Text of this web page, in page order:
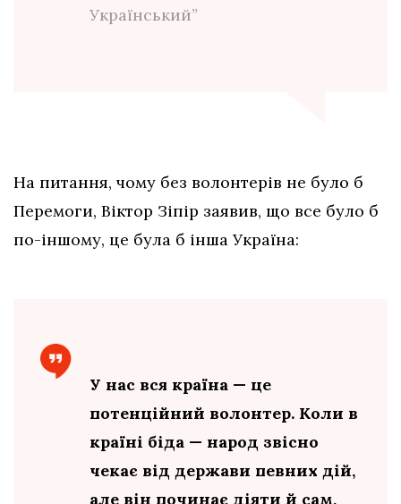
Український”
На питання, чому без волонтерів не було б
Перемоги, Віктор Зіпір заявив, що все було б
по-іншому, це була б інша Україна:
У нас вся країна — це
потенційний волонтер. Коли в
країні біда — народ звісно
чекає від держави певних дій,
але він починає діяти й сам,